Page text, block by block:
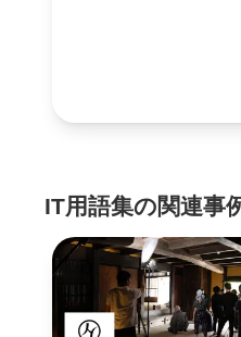
IT用語集の関連事